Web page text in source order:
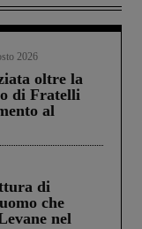
2026
oltre la
di Fratelli
al
di
che
nel